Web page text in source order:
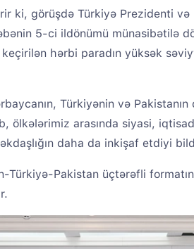
ki, görüşdə Türkiyə Prezidenti və
5-ci ildönümü münasibətilə
hərbi paradın yüksək
Türkiyənin və
ölkələrimiz arasında siyasi,
daha da inkişaf etdiyi
Türkiyə-Pakistan üçtərəfli